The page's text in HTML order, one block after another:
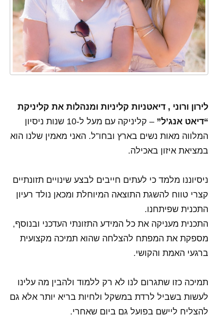
לירון ורוני , דיאטניות קליניות ומנהלות את קליניקת
“דיאט אנג’ל”
– קליניקה עם מעל ל-10 שנות ניסיון
המלווה מאות נשים בארץ ובחו”ל. האני מאמין שלנו הוא
במציאת איזון באכילה.
ניסיוננו מלמד כי לעתים חייבים לבצע שינויים תזונתיים
קצרי טווח להשגת התוצאה המיוחלת ומכאן נולד רעיון
התכנית שפיתחנו.
התכנית מעניקה את כל המידע התזונתי העדכני ובנוסף,
מספקת את המפתח להצלחה שהוא תמיכה מקצועית
ברגעי האמת והקושי.
תמיכה כזו שתגרום לנו לא רק ללמוד ולהבין מה עלינו
לעשות בשביל לרדת במשקל ולחיות בריא יותר אלא גם
להצליח ליישם בפועל גם ביום שאחרי.